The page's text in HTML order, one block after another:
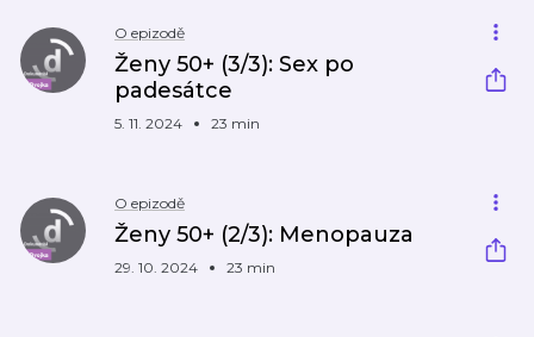
O epizodě
Ženy 50+ (3/3): Sex po
padesátce
5. 11. 2024 23 min
O epizodě
Ženy 50+ (2/3): Menopauza
29. 10. 2024 23 min